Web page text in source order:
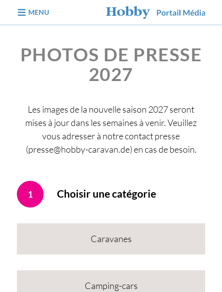
MENU
PHOTOS DE PRESSE
2027
Les images de la nouvelle saison 2027 seront
mises à jour dans les semaines à venir. Veuillez
vous adresser à notre contact presse
(presse@hobby-caravan.de) en cas de besoin.
1 Choisir une catégorie
Caravanes
Camping-cars